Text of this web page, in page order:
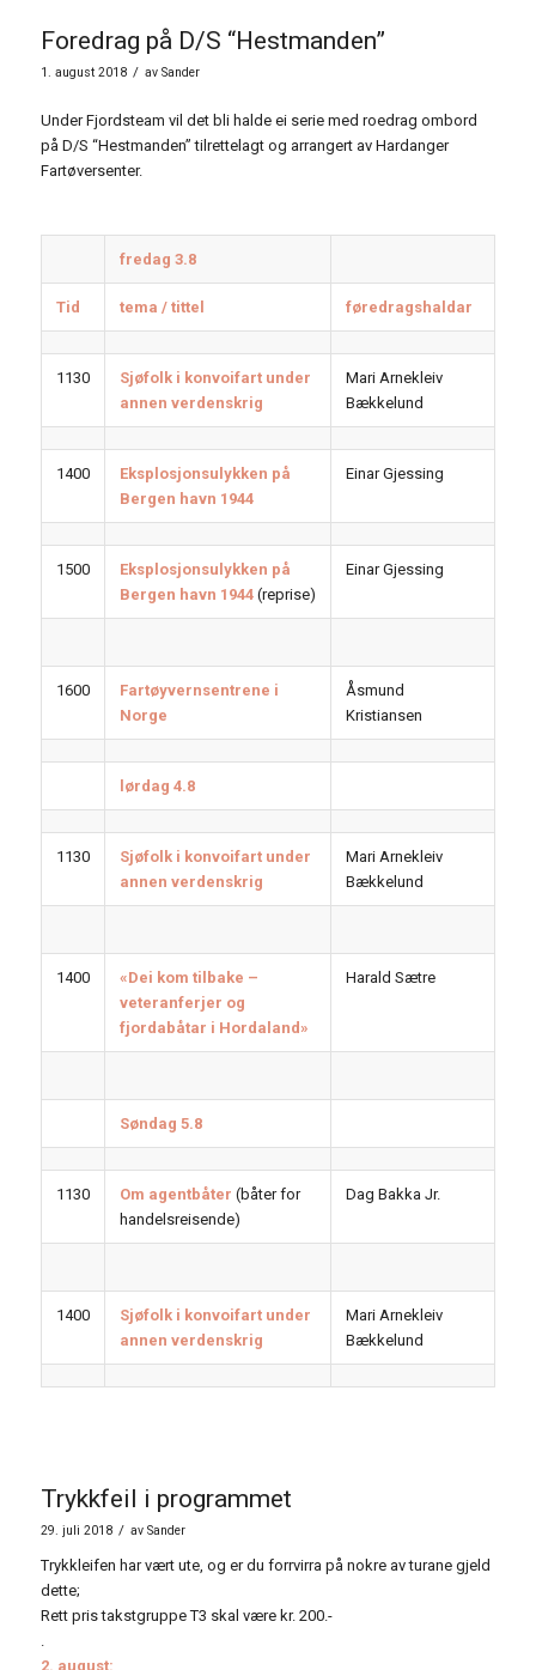
Foredrag på D/S “Hestmanden”
1. august 2018 / av Sander
Under Fjordsteam vil det bli halde ei serie med roedrag ombord
på D/S “Hestmanden” tilrettelagt og arrangert av Hardanger
Fartøversenter.
fredag 3.8
Tid tema / tittel føredragshaldar
1130
Sjøfolk i konvoifart under
annen verdenskrig
Mari Arnekleiv
Bækkelund
1400
Eksplosjonsulykken på
Bergen havn 1944
Einar Gjessing
1500
Eksplosjonsulykken på
Bergen havn 1944 (reprise)
Einar Gjessing
1600
Fartøyvernsentrene i
Norge
Åsmund
Kristiansen
lørdag 4.8
1130
Sjøfolk i konvoifart under
annen verdenskrig
Mari Arnekleiv
Bækkelund
1400
«Dei kom tilbake –
veteranferjer og
fjordabåtar i Hordaland»
Harald Sætre
Søndag 5.8
1130 Om agentbåter (båter for
handelsreisende)
Dag Bakka Jr.
1400
Sjøfolk i konvoifart under
annen verdenskrig
Mari Arnekleiv
Bækkelund
Trykkfeil i programmet
29. juli 2018 / av Sander
Trykkleifen har vært ute, og er du forrvirra på nokre av turane gjeld
dette;
Rett pris takstgruppe T3 skal være kr. 200.-
2. august: